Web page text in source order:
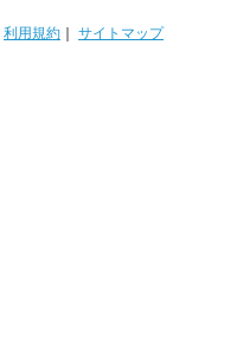
利用規約 サイトマップ